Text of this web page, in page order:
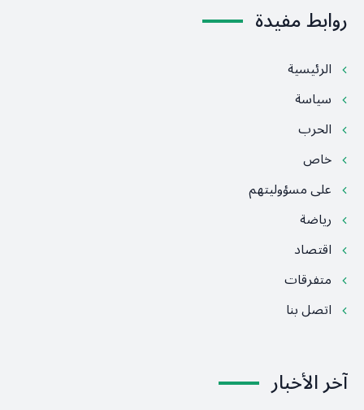
روابط مفيدة
الرئيسية
سياسة
الحرب
خاص
على مسؤوليتهم
رياضة
اقتصاد
متفرقات
اتصل بنا
آخر الأخبار